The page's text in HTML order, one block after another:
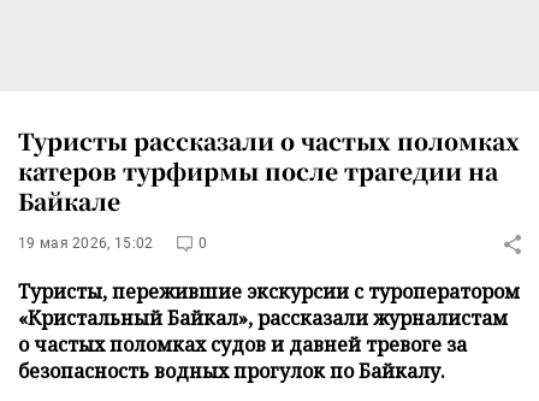
Туристы рассказали о частых поломках
катеров турфирмы после трагедии на
Байкале
19 мая 2026, 15:02 0
Туристы, пережившие экскурсии с туроператором
«Кристальный Байкал», рассказали журналистам
о частых поломках судов и давней тревоге за
безопасность водных прогулок по Байкалу.